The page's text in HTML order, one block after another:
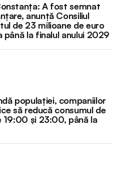
A fost semnat
anunță Consiliul
de 23 milioane de euro
la finalul anului 2029
populației, companiilor
să reducă consumul de
19:00 și 23:00, până la